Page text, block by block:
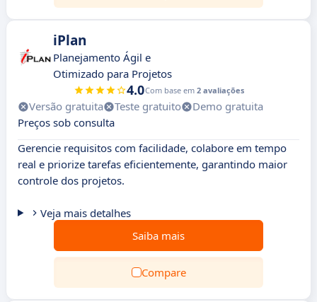
iPlan
Planejamento Ágil e
Otimizado para Projetos
4.0Com base em 2 avaliações
Versão gratuita Teste gratuito
Demo gratuita
Preços sob consulta
Gerencie requisitos com facilidade, colabore em tempo
real e priorize tarefas eficientemente, garantindo maior
controle dos projetos.
Veja mais detalhes
Saiba mais
Compare